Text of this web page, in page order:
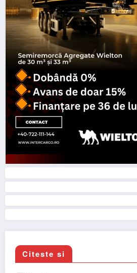
Citeste si